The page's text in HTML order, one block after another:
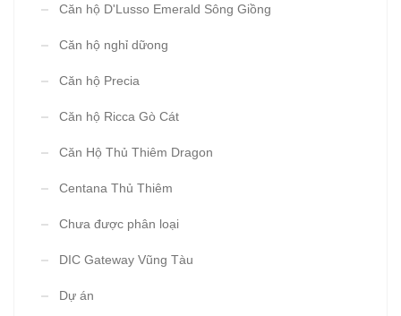
Căn hộ D'Lusso Emerald Sông Giồng
Căn hộ nghỉ dữong
Căn hộ Precia
Căn hộ Ricca Gò Cát
Căn Hộ Thủ Thiêm Dragon
Centana Thủ Thiêm
Chưa được phân loại
DIC Gateway Vũng Tàu
Dự án